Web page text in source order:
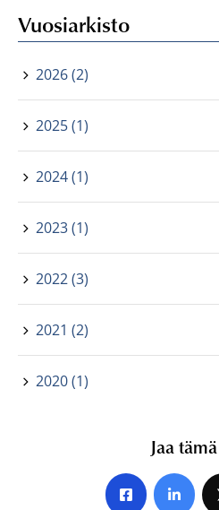
Vuosiarkisto
2026 (2)
2025 (1)
2024 (1)
2023 (1)
2022 (3)
2021 (2)
2020 (1)
Jaa
Jaa Jaa